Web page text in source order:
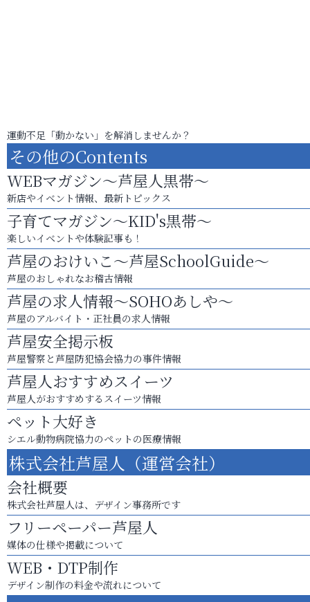
運動不足「動かない」を解消しませんか？
その他のContents
WEBマガジン～芦屋人黒帯～
新店やイベント情報、最新トピックス
子育てマガジン～KID's黒帯～
楽しいイベントや体験記事も！
芦屋のおけいこ～芦屋SchoolGuide～
芦屋のおしゃれなお稽古情報
芦屋の求人情報～SOHOあしや～
芦屋のアルバイト・正社員の求人情報
芦屋安全掲示板
芦屋警察と芦屋防犯協会協力の事件情報
芦屋人おすすめスイーツ
芦屋人がおすすめするスイーツ情報
ペット大好き
シエル動物病院協力のペットの医療情報
株式会社芦屋人（運営会社）
会社概要
株式会社芦屋人は、デザイン事務所です
フリーペーパー芦屋人
媒体の仕様や掲載について
WEB・DTP制作
デザイン制作の料金や流れについて